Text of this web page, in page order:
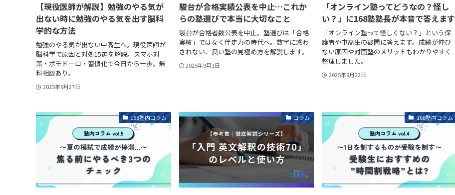
【現役医師が解説】勉強のやる気が
出ない時に勉強のやる気を出す脳科
学的な方法
勉強のやる気が出ない中高生へ。現役医師が
脳科学で原因と対処15選を解説。スマホ対
策・ポモドーロ・習慣化で今日から一歩。無
料相談あり。
2025年9月27日
駿台が合格実績公表を中止…これか
らの塾選びで本当に大切なこと
駿台が合格者数公表を中止。塾選びは「合格
実績」ではなく伴走力の時代へ。数字に惑わ
されない、良い塾の見極め方を解説します。
2025年9月1日
「オンライン塾ってどうなの？怪し
い？」に168塾塾長が本音で答えます
「オンライン塾って怪しくない？」という保
護者や中高生の疑問に答えます。成績が伸び
ない原因や対面塾のメリットもわかりやすく
整理しました。
2025年8月22日
168塾内コラム コラム 168塾内コラム